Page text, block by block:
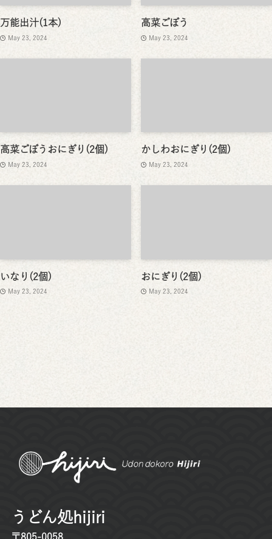
万能出汁(1本)
May 23, 2024
高菜ごぼう
May 23, 2024
高菜ごぼうおにぎり(2個)
May 23, 2024
かしわおにぎり(2個)
May 23, 2024
いなり(2個)
May 23, 2024
おにぎり(2個)
May 23, 2024
うどん処hijiri
〒805-0058